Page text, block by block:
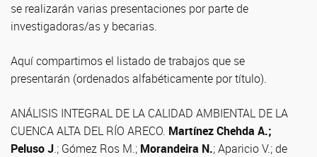
se realizarán varias presentaciones por parte de
investigadoras/as y becarias.
Aquí compartimos el listado de trabajos que se
presentarán (ordenados alfabéticamente por título).
ANÁLISIS INTEGRAL DE LA CALIDAD AMBIENTAL DE LA
CUENCA ALTA DEL RÍO ARECO. Martínez Chehda A.;
Peluso J.; Gómez Ros M.; Morandeira N.; Aparicio V.; de